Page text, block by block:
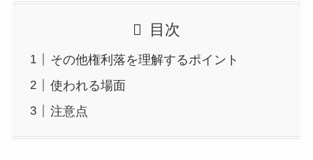
目次
その他権利落を理解するポイント
使われる場面
注意点